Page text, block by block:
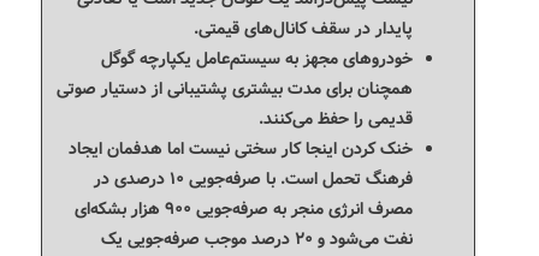
پایدار در سقف کانال‌های قیمتی.
خودروهای مجهز به سیستم‌عامل یکپارچه گوگل
همچنان برای مدت بیشتری پشتیبانی از دستیار صوتی
قدیمی را حفظ می‌کنند.
خنک کردن اینجا کار سختی نیست اما هدفمان ایجاد
فرهنگ تحمل است. با صرفه‌جویی ۱۰ درصدی در
مصرف انرژی منجر به صرفه‌جویی ۹۰۰ هزار بشکه‌ای
نفت می‌شود و ۲۰ درصد موجب صرفه‌جویی یک